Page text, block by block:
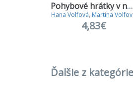
Pohybové hrátky v netradiční dny
Hana Volfová, Martina
4,83€
Ďalšie z